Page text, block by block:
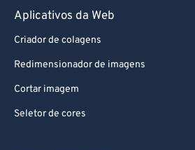
Aplicativos da Web
Criador de colagens
Redimensionador de imagens
Cortar imagem
Seletor de cores